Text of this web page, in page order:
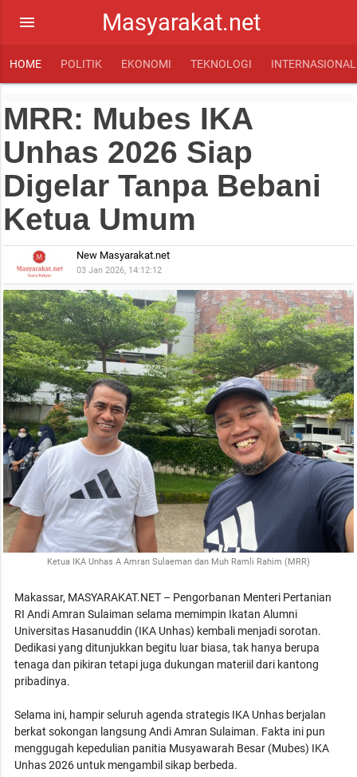
Masyarakat.net
menu
HOME POLITIK EKONOMI TEKNOLOGI INTERNASIONAL
MRR: Mubes IKA
Unhas 2026 Siap
Digelar Tanpa Bebani
Ketua Umum
New Masyarakat.net
03 Jan 2026, 14:12:12
Ketua IKA Unhas A Amran Sulaeman dan Muh Ramli Rahim (MRR)
Makassar, MASYARAKAT.NET – Pengorbanan Menteri Pertanian
RI Andi Amran Sulaiman selama memimpin Ikatan Alumni
Universitas Hasanuddin (IKA Unhas) kembali menjadi sorotan.
Dedikasi yang ditunjukkan begitu luar biasa, tak hanya berupa
tenaga dan pikiran tetapi juga dukungan materiil dari kantong
pribadinya.
Selama ini, hampir seluruh agenda strategis IKA Unhas berjalan
berkat sokongan langsung Andi Amran Sulaiman. Fakta ini pun
menggugah kepedulian panitia Musyawarah Besar (Mubes) IKA
Unhas 2026 untuk mengambil sikap berbeda.